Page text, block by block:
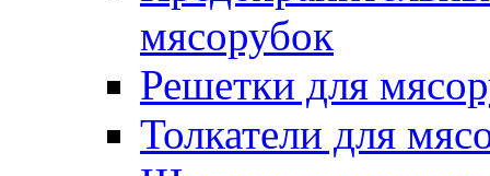
мясорубок
Решетки для
Толкатели для